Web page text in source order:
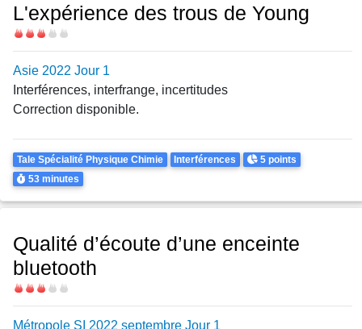
L'expérience des trous de Young
Difficulté
Asie 2022 Jour 1
Interférences, interfrange, incertitudes
Correction disponible.
Theme
Tale Spécialité Physique Chimie Interférences Points
5 points
Durée
53 minutes
Qualité d’écoute d’une enceinte
bluetooth
Difficulté
Métropole SI 2022 septembre Jour 1